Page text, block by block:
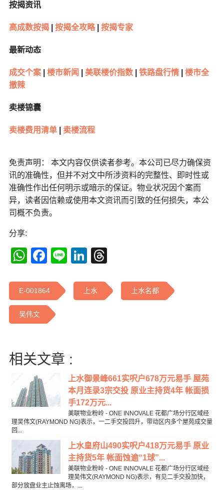
按揭资讯
高成数按揭| 按揭全攻略| 按揭专家
最新动态
成交个案| 楼市新闻 美联楼价指数| 铁路盘行情|
楼市全
撤辣
卖楼锦囊
卖楼费用清单| 卖楼流程
免责声明： 本文内容仅供读者参考。本公司已尽力确保资
讯的准确性，但并不对文中所涉资料的完整性、即时性或
准确性作出任何明示或暗示的保证。物业状况因个案而
异，读者因信赖或使用本文资讯而引致的任何损失，本公
司概不负责。
分享:
WhatsApp
Facebook
LineLinkedIn
E-001864 上水 上水名都
吴伟文
相关文章 :
上水御景峰661实呎户678万元易手 屋苑
本月连录3宗交投 原业主持货4年 帐面损
手172万元...
美联物业粉岭 - ONE INNOVALE 花都广场分行区域经
理吴伟文(RAYMOND NG)表示，一二手交投回升，带动区内多个屋苑成交量
回...
上水皇府山490实呎户418万元易手 原业
主持货5年 帐面蚀逾“1球”...
美联物业粉岭 - ONE INNOVALE 花都广场分行区域经
理吴伟文(RAYMOND NG)表示，有见二手交投加快，
部分放盘业主止蚀离场，...